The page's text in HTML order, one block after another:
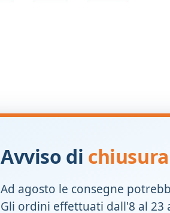
Avviso di
Ad agosto le consegne
Gli ordini effettuati dall'8 al 23